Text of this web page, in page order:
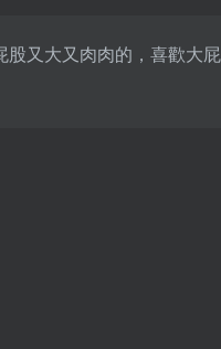
又大又肉肉的，喜歡大